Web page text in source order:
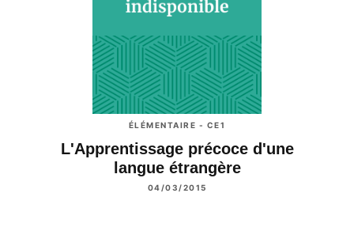
ÉLÉMENTAIRE - CE1
L'Apprentissage précoce d'une
langue étrangère
04/03/2015